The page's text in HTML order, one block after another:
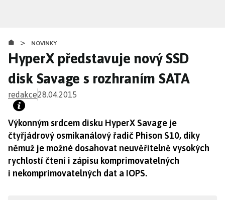
obsahu
> NOVINKY
HyperX představuje nový SSD
disk Savage s rozhraním SATA
redakce28.04.2015
Výkonným srdcem disku HyperX Savage je
čtyřjádrový osmikanálový řadič Phison S10, díky
němuž je možné dosahovat neuvěřitelně vysokých
rychlostí čtení i zápisu komprimovatelných
i nekomprimovatelných dat a IOPS.